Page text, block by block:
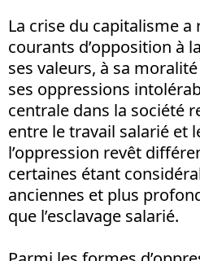
La crise du capitalisme
courants d’opposition à
ses valeurs, à sa
ses oppressions
centrale dans la société
entre le travail salarié et
l’oppression revêt
certaines étant
anciennes et plus
que l’esclavage salarié.